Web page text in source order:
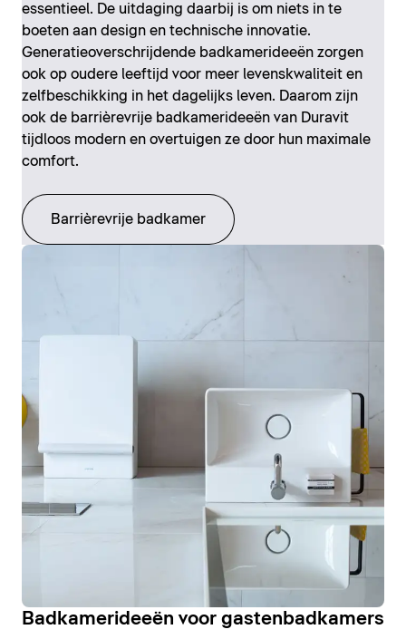
essentieel. De uitdaging daarbij is om niets in te
boeten aan design en technische innovatie.
Generatieoverschrijdende badkamerideeën zorgen
ook op oudere leeftijd voor meer levenskwaliteit en
zelfbeschikking in het dagelijks leven. Daarom zijn
ook de barrièrevrije badkamerideeën van Duravit
tijdloos modern en overtuigen ze door hun maximale
comfort.
Barrièrevrije badkamer
Badkamerideeën voor gastenbadkamers